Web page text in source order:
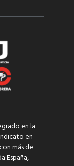
en la
en
más de
España,